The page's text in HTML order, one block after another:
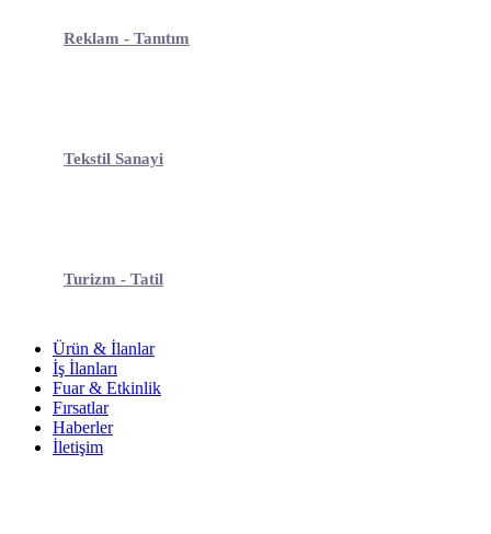
Reklam - Tanıtım
Tekstil Sanayi
Turizm - Tatil
Ürün & İlanlar
İş İlanları
Fuar & Etkinlik
Fırsatlar
Haberler
İletişim